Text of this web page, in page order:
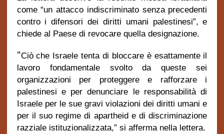
come “un attacco indiscriminato senza precedenti
contro i difensori dei diritti umani palestinesi”, e
chiede al Paese di revocare quella designazione.
“Ciò che Israele tenta di bloccare è esattamente il
lavoro fondamentale svolto da queste sei
organizzazioni per proteggere e rafforzare i
palestinesi e per denunciare le responsabilità di
Israele per le sue gravi violazioni dei diritti umani e
per il suo regime di apartheid e di discriminazione
razziale istituzionalizzata,” si afferma nella lettera.